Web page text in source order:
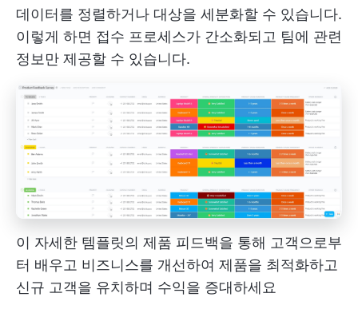
데이터를 정렬하거나 대상을 세분화할 수 있습니다.
이렇게 하면 접수 프로세스가 간소화되고 팀에 관련
정보만 제공할 수 있습니다.
이 자세한 템플릿의 제품 피드백을 통해 고객으로부
터 배우고 비즈니스를 개선하여 제품을 최적화하고
신규 고객을 유치하며 수익을 증대하세요